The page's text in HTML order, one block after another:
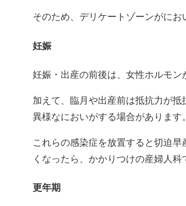
そのため、デリケートゾーンがにお
妊娠
妊娠・出産の前後は、女性ホルモン
加えて、臨月や出産前は抵抗力が抵
異様なにおいがする場合があります。
これらの感染症を放置すると切迫早
くなったら、かかりつけの産婦人科
更年期